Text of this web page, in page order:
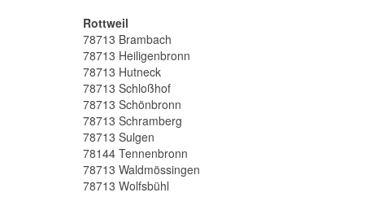
Rottweil
78713 Brambach
78713 Heiligenbronn
78713 Hutneck
78713 Schloßhof
78713 Schönbronn
78713 Schramberg
78713 Sulgen
78144 Tennenbronn
78713 Waldmössingen
78713 Wolfsbühl